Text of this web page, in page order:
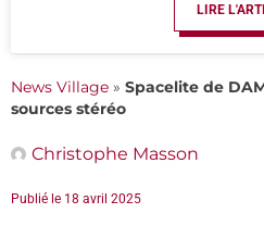
LIRE
News Village » Spacelite de
sources stéréo
Christophe Masson
Publié le 18 avril 2025